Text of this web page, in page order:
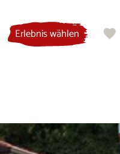
Erlebnis wählen